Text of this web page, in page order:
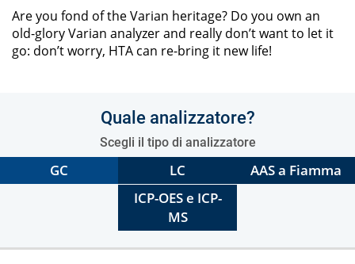
Are you fond of the Varian heritage? Do you own an
old-glory Varian analyzer and really don’t want to let it
go: don’t worry, HTA can re-bring it new life!
Quale analizzatore?
Scegli il tipo di analizzatore
GC LC
AAS a Fiamma
ICP-OES e ICP-
MS